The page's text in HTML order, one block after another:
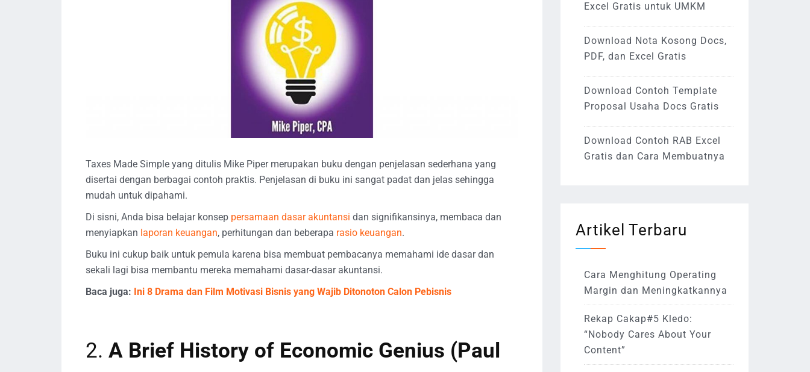
Taxes Made Simple yang ditulis Mike Piper merupakan buku dengan penjelasan sederhana yang
disertai dengan berbagai contoh praktis. Penjelasan di buku ini sangat padat dan jelas sehingga
mudah untuk dipahami.
Di sisni, Anda bisa belajar konsep persamaan dasar akuntansi dan signifikansinya, membaca dan
menyiapkan laporan keuangan, perhitungan dan beberapa rasio keuangan.
Buku ini cukup baik untuk pemula karena bisa membuat pembacanya memahami ide dasar dan
sekali lagi bisa membantu mereka memahami dasar-dasar akuntansi.
Baca juga: Ini 8 Drama dan Film Motivasi Bisnis yang Wajib Ditonoton Calon Pebisnis
2. A Brief History of Economic Genius (Paul
Excel Gratis untuk UMKM
Download Nota Kosong Docs,
PDF, dan Excel Gratis
Download Contoh Template
Proposal Usaha Docs Gratis
Download Contoh RAB Excel
Gratis dan Cara Membuatnya
Artikel Terbaru
Cara Menghitung Operating
Margin dan Meningkatkannya
Rekap Cakap#5 Kledo:
“Nobody Cares About Your
Content”